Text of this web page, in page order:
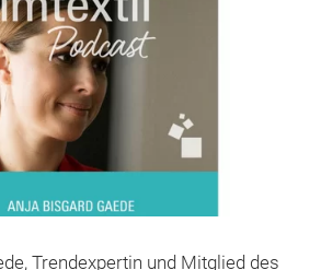
Trendexpertin und Mitglied des